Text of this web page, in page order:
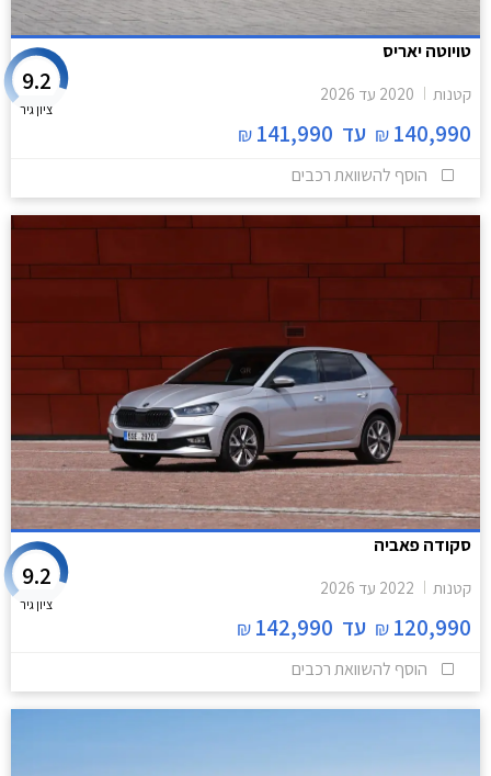
טויוטה יאריס
קטנות 2020 עד 2026
140,990
₪ עד 141,990
₪
9.2
ציון גיר
הוסף להשוואת רכבים
סקודה פאביה
קטנות 2022 עד 2026
120,990
₪ עד 142,990
₪
9.2
ציון גיר
הוסף להשוואת רכבים